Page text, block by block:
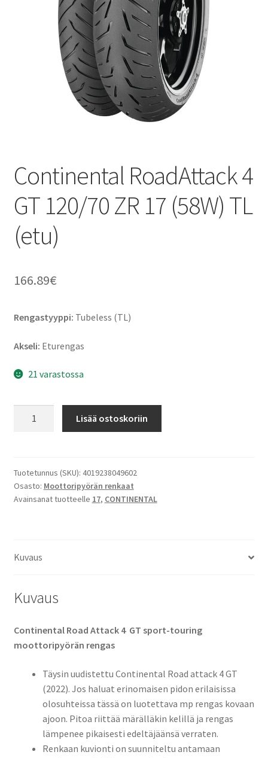
Continental RoadAttack 4
GT 120/70 ZR 17 (58W) TL
(etu)
166.89€
Rengastyyppi: Tubeless (TL)
Akseli: Eturengas
21 varastossa
120/70
ZR
17
määrä
Lisää ostoskoriin
Tuotetunnus (SKU): 4019238049602
Osasto: Moottoripyörän renkaat
Avainsanat tuotteelle 17, CONTINENTAL
Kuvaus
Kuvaus
Continental Road Attack 4 GT sport-touring
moottoripyörän rengas
Täysin uudistettu Continental Road attack 4 GT
(2022). Jos haluat erinomaisen pidon erilaisissa
olosuhteissa tässä on luotettava mp rengas kovaan
ajoon. Pitoa riittää märälläkin kelillä ja rengas
lämpenee pikaisesti edeltäjäänsä verraten.
Renkaan kuvionti on suunniteltu antamaan